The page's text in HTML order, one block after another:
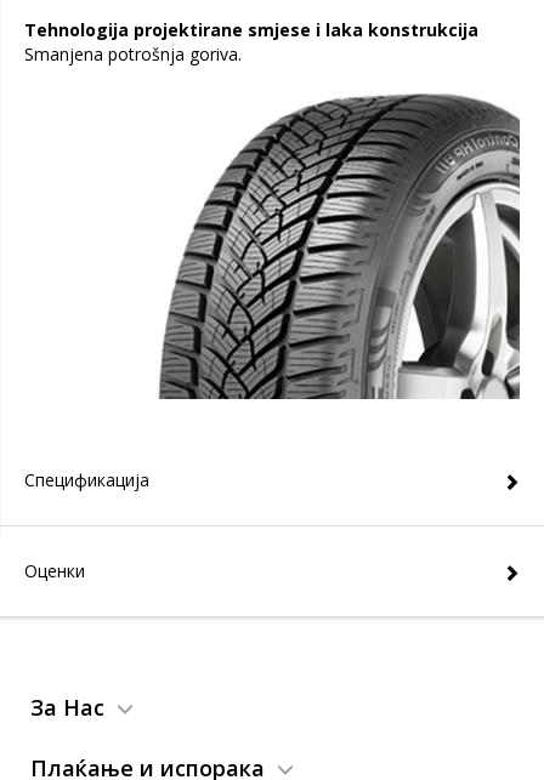
Tehnologija projektirane smjese i laka konstrukcija
Smanjena potrošnja goriva.
Спецификација
Оценки
За Нас
Плаќање и испорака